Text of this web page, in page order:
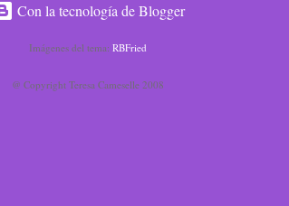
Con la tecnología de Blogger
Imágenes del tema: RBFried
@ Copyright Teresa Cameselle 2008